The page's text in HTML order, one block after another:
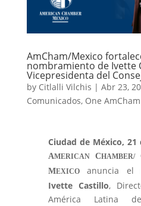
AmCham/Mexico
nombramiento de Ivette
Vicepresidenta del
by Citlalli Vilchis | Abr 23,
Comunicados, One AmCham
Ciudad de México,
AMERICANCHAMBER/
MEXICO anuncia el
Ivette Castillo,
América Latina